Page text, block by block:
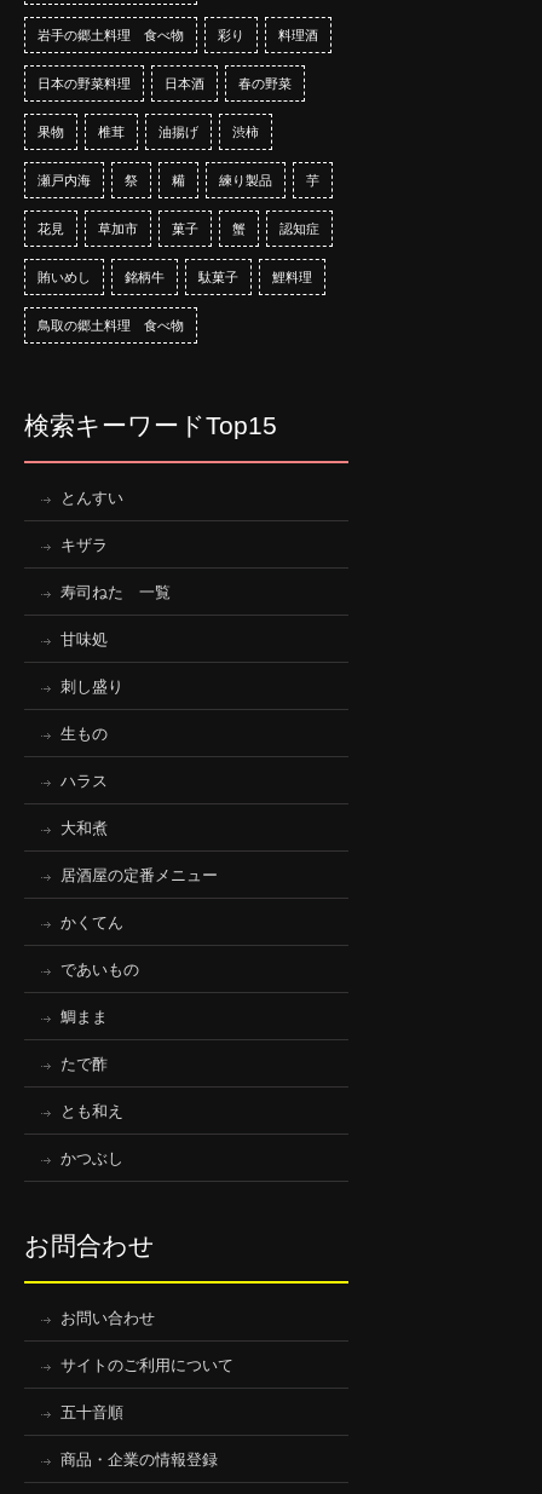
岩手の郷土料理 食べ物 彩り 料理酒
日本の野菜料理 日本酒 春の野菜
果物 椎茸 油揚げ 渋柿
瀬戸内海 祭 糒 練り製品 芋
花見 草加市 菓子 蟹 認知症
賄いめし 銘柄牛 駄菓子 鯉料理
鳥取の郷土料理 食べ物
検索キーワードTop15
とんすい
キザラ
寿司ねた 一覧
甘味処
刺し盛り
生もの
ハラス
大和煮
居酒屋の定番メニュー
かくてん
であいもの
鯛まま
たで酢
とも和え
かつぶし
お問合わせ
お問い合わせ
サイトのご利用について
五十音順
商品・企業の情報登録